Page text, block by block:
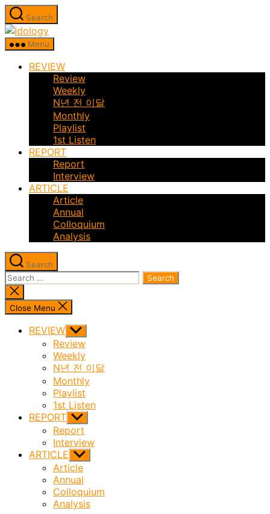
Skip
to
the
content
Search
Idology
Menu
REVIEW
Review
Weekly
N년 전 이달
Monthly
Playlist
1st Listen
REPORT
Report
Interview
ARTICLE
Article
Annual
Colloquium
Analysis
Search
Search
for:
Close
search
Close Menu
REVIEW Show
sub
menu
Review
Weekly
N년 전 이달
Monthly
Playlist
1st Listen
REPORT Show
sub
menu
Report
Interview
ARTICLE Show
sub
menu
Article
Annual
Colloquium
Analysis